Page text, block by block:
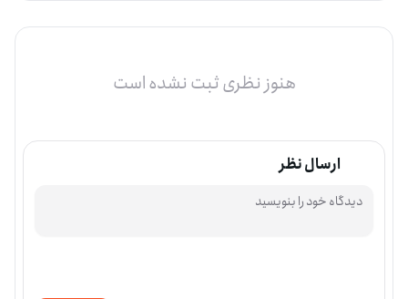
هنوز نظری ثبت نشده است
ارسال نظر